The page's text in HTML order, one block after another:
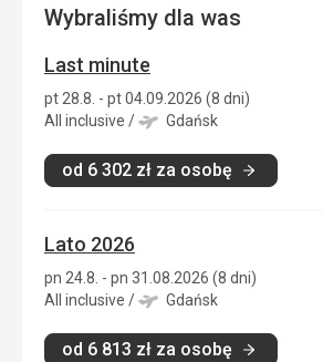
Wybraliśmy dla was
Last minute
pt 28.8. - pt 04.09.2026 (8 dni)
All inclusive / Gdańsk
od 6 302 zł za osobę
Lato 2026
pn 24.8. - pn 31.08.2026 (8 dni)
All inclusive / Gdańsk
od 6 813 zł za osobę